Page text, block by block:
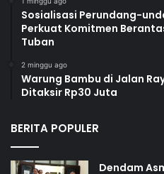
Sosialisasi Perundang-
Perkuat Komitmen
Tuban
2 minggu ago
Warung Bambu di Jalan
Ditaksir Rp30 Juta
BERITA POPULER
Dendam